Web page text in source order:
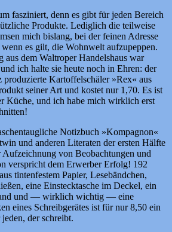
fasziniert, denn es gibt für jeden Bereich
Produkte. Lediglich die teilweise
mich bislang, bei der feinen Adresse
es gilt, die Wohnwelt aufzupeppen.
aus dem Waltroper Handelshaus war
ich halte sie heute noch in Ehren: der
produzierte Kartoffelschäler »Rex« aus
seiner Art und kostet nur 1,70. Es ist
Küche, und ich habe mich wirklich erst
Notizbuch »Kompagnon«
und anderen Literaten der ersten Hälfte
Aufzeichnung von Beobachtungen und
verspricht dem Erwerber Erfolg! 192
tintenfestem Papier, Lesebändchen,
eine Einstecktasche im Deckel, ein
und — wirklich wichtig — eine
eines Schreibgerätes ist für nur 8,50 ein
der schreibt.